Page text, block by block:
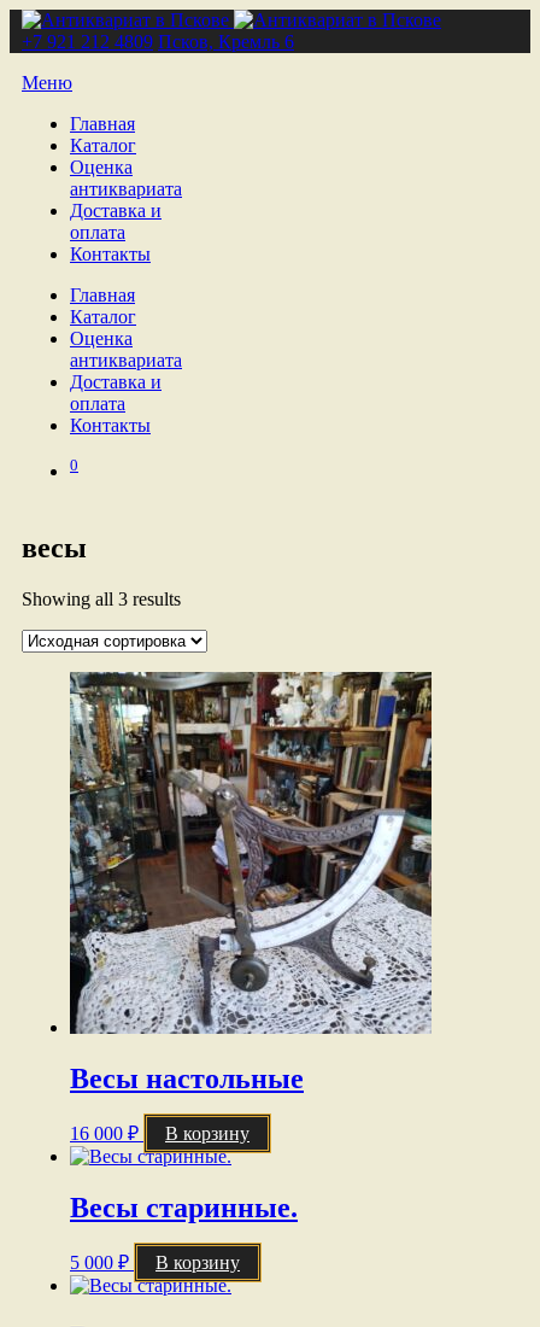
+7 921 212 4809 Псков, Кремль 6
Меню
Главная
Каталог
Оценка
антиквариата
Доставка и
оплата
Контакты
Главная
Каталог
Оценка
антиквариата
Доставка и
оплата
Контакты
0
весы
Showing all 3 results
Весы настольные
16 000 ₽ В корзину
Весы старинные.
5 000 ₽ В корзину